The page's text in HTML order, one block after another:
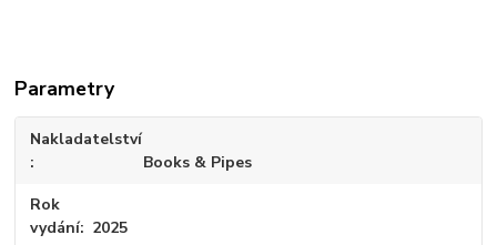
Parametry
Nakladatelství
Books & Pipes
Rok
vydání
2025